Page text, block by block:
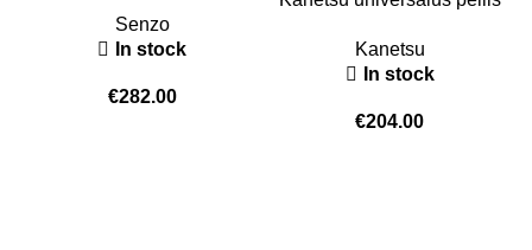
Senzo
In stock
€282.00
Kanetsu
In stock
€204.00